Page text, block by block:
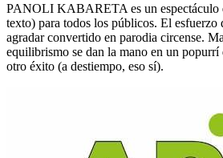
PANOLI KABARETA es un espectáculo
texto) para todos los públicos. El esfuerzo
agradar convertido en parodia circense.
equilibrismo se dan la mano en un popurrí
otro éxito (a destiempo, eso sí).